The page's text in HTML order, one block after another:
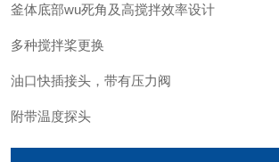
釜体底部wu死角及高搅拌效率设计
多种搅拌桨更换
油口快插接头，带有压力阀
附带温度探头